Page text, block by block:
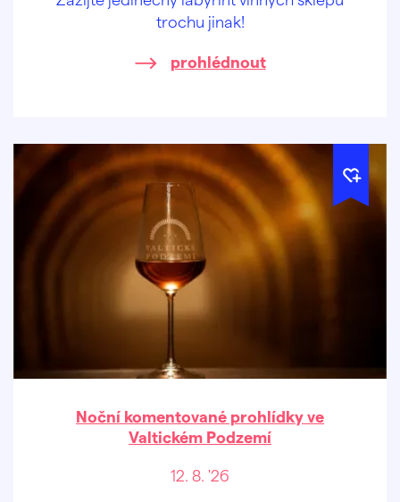
trochu jinak!
prohlédnout
Noční komentované prohlídky ve
Valtickém Podzemí
12. 8. '26